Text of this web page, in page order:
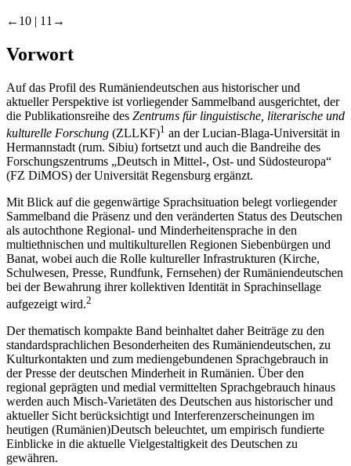
←10 | 11→
Vorwort
Auf das Profil des Rumäniendeutschen aus historischer und
aktueller Perspektive ist vorliegender Sammelband ausgerichtet, der
die Publikationsreihe des Zentrums für linguistische, literarische und
kulturelle Forschung (ZLLKF)1 an der Lucian-Blaga-Universität in
Hermannstadt (rum. Sibiu) fortsetzt und auch die Bandreihe des
Forschungszentrums „Deutsch in Mittel-, Ost- und Südosteuropa“
(FZ DiMOS) der Universität Regensburg ergänzt.
Mit Blick auf die gegenwärtige Sprachsituation belegt vorliegender
Sammelband die Präsenz und den veränderten Status des Deutschen
als autochthone Regional- und Minderheitensprache in den
multiethnischen und multikulturellen Regionen Siebenbürgen und
Banat, wobei auch die Rolle kultureller Infrastrukturen (Kirche,
Schulwesen, Presse, Rundfunk, Fernsehen) der Rumäniendeutschen
bei der Bewahrung ihrer kollektiven Identität in Sprachinsellage
aufgezeigt wird.2
Der thematisch kompakte Band beinhaltet daher Beiträge zu den
standardsprachlichen Besonderheiten des Rumäniendeutschen, zu
Kulturkontakten und zum mediengebundenen Sprachgebrauch in
der Presse der deutschen Minderheit in Rumänien. Über den
regional geprägten und medial vermittelten Sprachgebrauch hinaus
werden auch Misch-Varietäten des Deutschen aus historischer und
aktueller Sicht berücksichtigt und Interferenzerscheinungen im
heutigen (Rumänien)Deutsch beleuchtet, um empirisch fundierte
Einblicke in die aktuelle Vielgestaltigkeit des Deutschen zu
gewähren.